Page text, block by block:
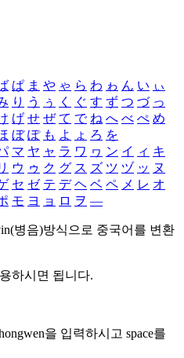
ぱ ま や ゃ ら わ ゎ ん い ぃ
り う ぅ く ぐ す ず つ づ っ
げ せ ぜ て で ね へ べ ぺ め
ぼ ぽ も よ ょ ろ を
マ ヤ ャ ラ ワ ヮ ン イ ィ キ
ウ ゥ ク グ ス ズ ツ ヅ ッ ヌ
セ ゼ テ デ ヘ ベ ペ メ レ オ
モ ヨ ョ ロ ヲ ―
병음)방식으로 중국어를 변환
하시면 됩니다.
을 입력하시고 space를